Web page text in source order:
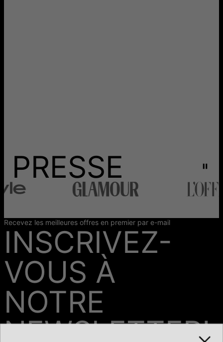
PRESSE
Recevez les meilleures offres en premier par e-mail
INSCRIVEZ-
VOUS À
NOTRE
NEWSLETTER!